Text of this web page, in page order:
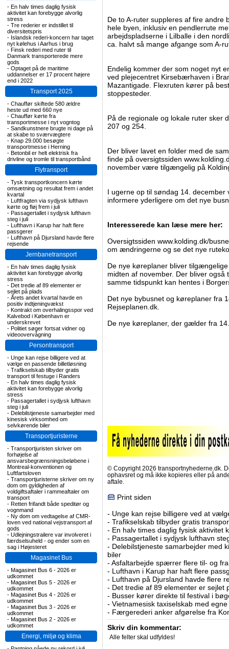
- En halv times daglig fysisk
aktivitet kan forebygge alvorlig
stress
- Tre rederier er indstillet til
diversitetspris
- Islandsk rederi-koncern har taget
nyt kølehus i Aarhus i brug
- Finsk rederi med ruter til
Danmark transporterede mere
gods
- Optaget på de maritime
uddannelser er 17 procent højere
end i 2022
Transport 2025
- Chauffør skiftede 580 ældre
heste ud med 660 nye
- Chauffør kørte fra
transportmesse i nyt vogntog
- Sandkunstnere brugte ni dage på
at skabe to sværvægtere
- Knap 29.000 besøgte
transportmesse i Herning
- Betonbil er helt elektrisk fra
drivline og tromle til transportbånd
Flytransport
- Tysk transportkoncern kørte
omsætning og resultat frem i andet
kvartal
- Luftfragten via sydjysk lufthavn
kørte og fløj frem i juli
- Passagertallet i sydjysk lufthavn
steg i juli
- Lufthavn i Karup har haft flere
passgerer
- Lufthavn på Djursland havde flere
rejsende
Jernbanetransport
- En halv times daglig fysisk
aktivitet kan forebygge alvorlig
stress
- Det tredie af 89 elementer er
sejlet på plads
- Årets andet kvartal havde en
positiv indtjeningvækst
- Kontrakt om overhalingsspor ved
Kalvebod i København er
underskrevet
- Politiet søger fortsat vidner og
videoovervågning
Persontransport
- Unge kan rejse billigere ved at
vælge en passende billetløsning
- Trafikselskab tilbyder gratis
transport til festuge i Randers
- En halv times daglig fysisk
aktivitet kan forebygge alvorlig
stress
- Passagertallet i sydjysk lufthavn
steg i juli
- Delebilstjeneste samarbejder med
kinesisk virksomhed om
selvkørende biler
Transportjuristerne
- Transportjuristen skriver om
forhøjelse af
ansvarsbegrænsningsbeløbene i
Montreal-konventionen og
Luftfartsloven
- Transportjuristerne skriver om ny
dom om gyldigheden af
voldgiftsaftaler i rammeaftaler om
transport
- Retten frifandt både speditør og
vognmand
- Ny dom om vedtagelse af CMR-
loven ved national vejstransport af
gods
- Udlejningstrailere var involveret i
færdselsuheld - og ender som en
sag i Højesteret
Magasinet Bus
- Magasinet Bus 6 - 2026 er
udkommet
- Magasinet Bus 5 - 2026 er
udkommet
- Magasinet Bus 4 - 2026 er
udkommet
- Magasinet Bus 3 - 2026 er
udkommet
- Magasinet Bus 2 - 2026 er
udkommet
Energi, miljø og klima
De to A-ruter suppleres af fire andre
hele byen, inklusiv en pendlerrute
arbejdspladserne i Lilballe i den
ca. halvt så mange afgange som A-
Endelig kommer der som noget nyt
ved plejecentret Kirsebærhaven i
Mazantigade. Flexruten kører på
stoppesteder.
På de regionale og lokale ruter sker
207 og 254.
Der bliver lavet en folder med de
finde på oversigtssiden
november være tilgængelig på
I ugerne op til søndag 14. december
informere yderligere om det nye
Interesserede kan læse mere her:
Oversigtssiden www.kolding.dk/
om ændringerne og se det nye
De nye køreplaner bliver
midten af november. Der bliver også
samme tidspunkt kan hentes i
Det nye bybusnet og køreplaner fra
Rejseplanen.dk.
De nye køreplaner, der gælder fra
© Copyright 2026 transportnyhederne.dk.
ophavsret og må ikke kopieres eller på
aftale.
Print siden
- Unge kan rejse billigere ved at
- Trafikselskab tilbyder gratis
- En halv times daglig fysisk aktivitet
- Passagertallet i sydjysk lufthavn
- Delebilstjeneste samarbejder med
biler
- Asfaltarbejde spærrer flere til- og
- Lufthavn i Karup har haft flere
- Lufthavn på Djursland havde flere
- Det tredie af 89 elementer er sejlet
- Busser kører direkte til festival i
- Vietnamesisk taxiselskab med
- Færgerederi anker afgørelse fra
Skriv din kommentar:
Alle felter skal udfyldes!